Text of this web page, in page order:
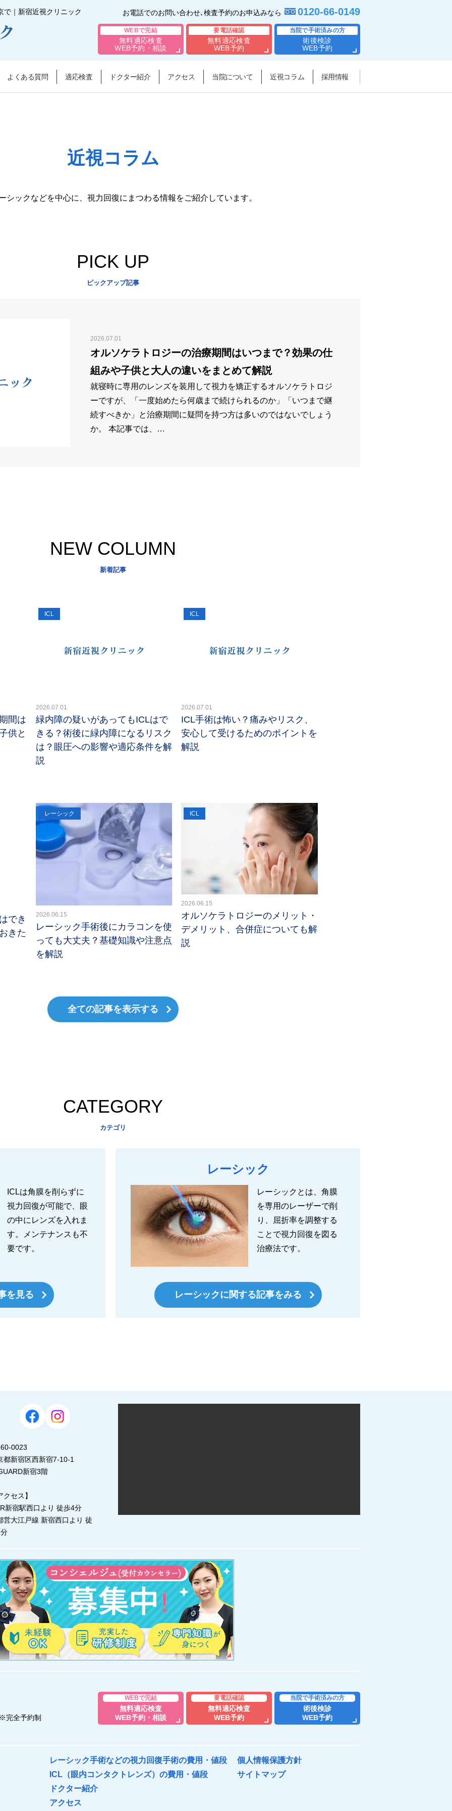
で｜新宿近視クリニック お電話でのお問い合わせ､検査予約のお申込みなら 0120-66-0149
WEBで完結
無料適応検査
WEB予約・相談
要電話確認
無料適応検査
WEB予約
当院で手術済みの方
術後検診
WEB予約
よくある質問 適応検査 ドクター紹介 アクセス 当院について 近視コラム 採用情報
近視コラム
シックなどを中心に、視力回復にまつわる情報をご紹介しています。
PICK UP
ピックアップ記事
2026.07.01
オルソケラトロジーの治療期間はいつまで？効果の仕
組みや子供と大人の違いをまとめて解説
就寝時に専用のレンズを装用して視力を矯正するオルソケラトロジ
ーですが、「一度始めたら何歳まで続けられるのか」「いつまで継
続すべきか」と治療期間に疑問を持つ方は多いのではないでしょう
か。 本記事では、…
NEW COLUMN
新着記事
間は
供と
ICL
2026.07.01
緑内障の疑いがあってもICLはで
きる？術後に緑内障になるリスク
は？眼圧への影響や適応条件を解
説
ICL
2026.07.01
ICL手術は怖い？痛みやリスク、
安心して受けるためのポイントを
解説
でき
きた
レーシック
2026.06.15
レーシック手術後にカラコンを使
っても大丈夫？基礎知識や注意点
を解説
ICL
2026.06.15
オルソケラトロジーのメリット・
デメリット、合併症についても解
説
全ての記事を表示する
CATEGORY
カテゴリ
ICLは角膜を削らずに
視力回復が可能で、眼
の中にレンズを入れま
す。メンテナンスも不
要です。
を見る
レーシック
レーシックとは、角膜
を専用のレーザーで削
り、屈折率を調整する
ことで視力回復を図る
治療法です。
レーシックに関する記事をみる
0023
都新宿区西新宿7-10-1
新宿3階
クセス】
新宿駅西口より 徒歩4分
営大江戸線 新宿西口より 徒
完全予約制
WEBで完結
無料適応検査
WEB予約・相談
要電話確認
無料適応検査
WEB予約
当院で手術済みの方
術後検診
WEB予約
レーシック手術などの視力回復手術の費用・値段
ICL（眼内コンタクトレンズ）の費用・値段
ドクター紹介
アクセス
個人情報保護方針
サイトマップ